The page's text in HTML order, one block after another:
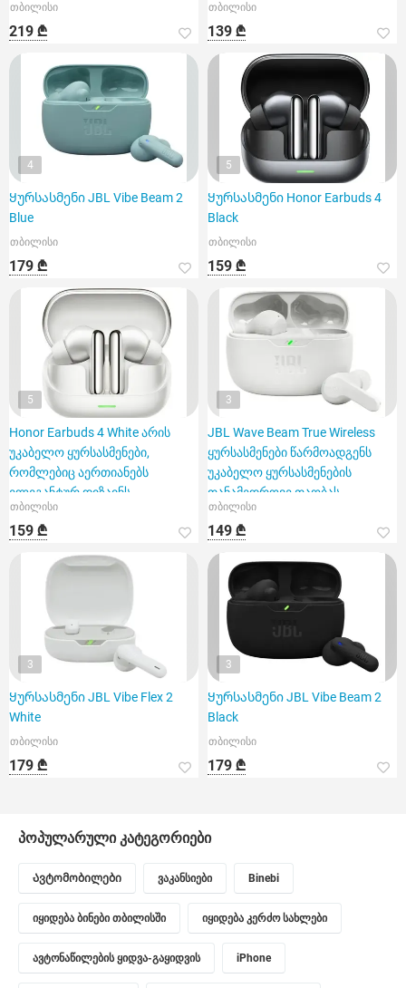
თბილისი
219 ₾
თბილისი
139 ₾
4
Ყურსასმენი JBL Vibe Beam 2
Blue
თბილისი
179 ₾
5
Ყურსასმენი Honor Earbuds 4
Black
თბილისი
159 ₾
5
Honor Earbuds 4 White არის
უკაბელო ყურსასმენები,
რომლებიც აერთიანებს
ელეგანტურ დიზაინს
თბილისი
159 ₾
3
JBL Wave Beam True Wireless
ყურსასმენები წარმოადგენს
უკაბელო ყურსასმენების
თანამედროვე თაობას,
თბილისი
149 ₾
3
Ყურსასმენი JBL Vibe Flex 2
White
თბილისი
179 ₾
3
Ყურსასმენი JBL Vibe Beam 2
Black
თბილისი
179 ₾
პოპულარული კატეგორიები
Ავტომობილები ვაკანსიები Binebi
იყიდება ბინები თბილისში იყიდება კერძო სახლები
ავტონაწილების ყიდვა-გაყიდვის iPhone